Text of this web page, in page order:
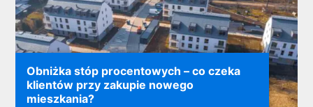
Obniżka stóp procentowych – co czeka
klientów przy zakupie nowego
mieszkania?